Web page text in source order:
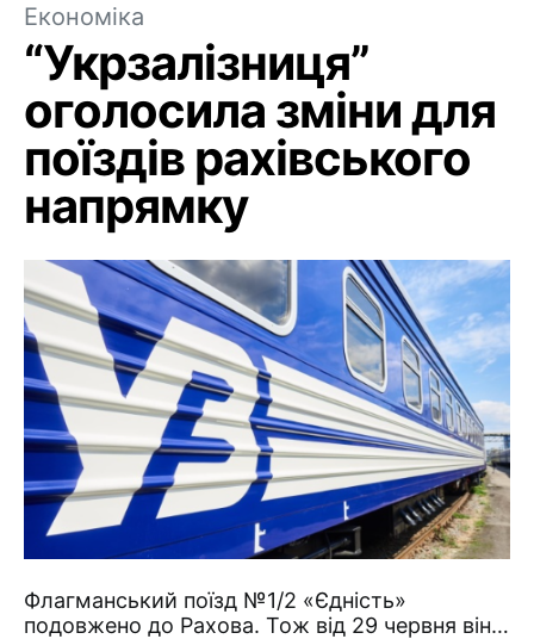
Економіка
“Укрзалізниця”
оголосила зміни для
поїздів рахівського
напрямку
Флагманський поїзд №1/2 «Єдність»
подовжено до Рахова. Тож від 29 червня він…